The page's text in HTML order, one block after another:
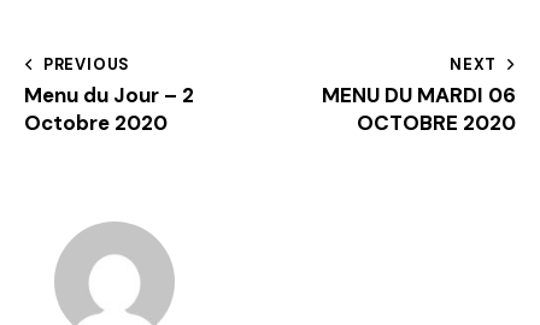
PREVIOUS
Menu du Jour – 2
Octobre 2020
NEXT
MENU DU MARDI 06
OCTOBRE 2020